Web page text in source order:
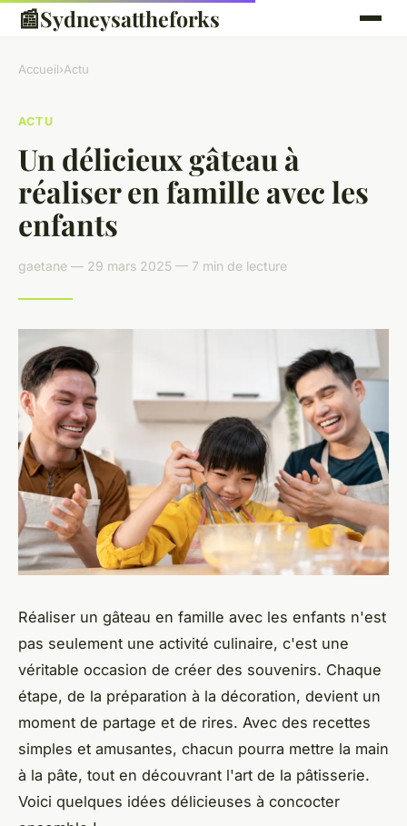
📰Sydneysattheforks
Accueil›Actu
ACTU
Un délicieux gâteau à
réaliser en famille avec les
enfants
gaetane — 29 mars 2025 — 7 min de lecture
Réaliser un gâteau en famille avec les enfants n'est
pas seulement une activité culinaire, c'est une
véritable occasion de créer des souvenirs. Chaque
étape, de la préparation à la décoration, devient un
moment de partage et de rires. Avec des recettes
simples et amusantes, chacun pourra mettre la main
à la pâte, tout en découvrant l'art de la pâtisserie.
Voici quelques idées délicieuses à concocter